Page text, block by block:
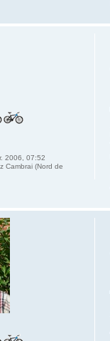
2006, 07:52
Cambrai (Nord de